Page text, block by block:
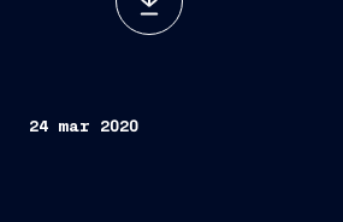
24 mar 2020